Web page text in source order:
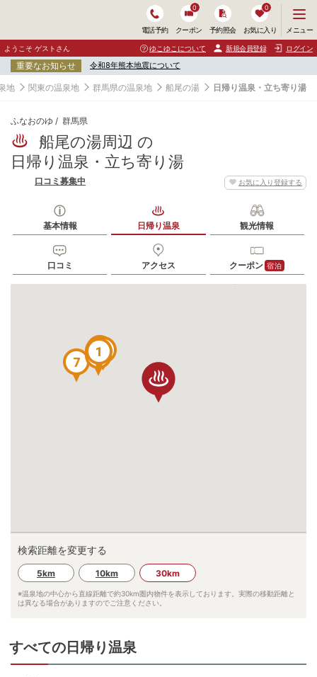
電話予約 クーポン
0
予約照会 お気に入り
0
ニ
ュ
ー
開
く
メニュー
ようこそ ゲストさん ゆこゆこについて 新規会員登録 ログイン
重要なお知らせ 令和8年熊本地震について
地 関東の温泉地 群馬県の温泉地 船尾の湯 日帰り温泉・立ち寄り湯
ふなおのゆ 群馬県
船尾の湯周辺 の
日帰り温泉・立ち寄り湯
お気に入り登録する
口コミ募集中
基本情報 日帰り温泉 観光情報
口コミ アクセス クーポン 宿泊
123
4
56
7
8
10
検索距離を変更する
5km 10km 30km
※温泉地の中心から直線距離で約30km圏内物件を表示しております。実際の移動距離と
は異なる場合がありますのでご注意ください。
すべての日帰り温泉